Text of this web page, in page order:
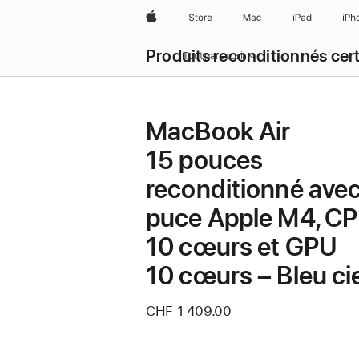
AppleStore Mac iPad
Produits reconditionnés
Tout parcourir
MacBook Air
15 pouces
reconditionné
puce Apple M4,
10 cœurs et GPU
10 cœurs – Bleu
CHF 1 409.00